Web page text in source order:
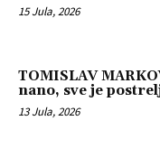
15 Jula, 2026
TOMISLAV
nano, sve je
13 Jula, 2026